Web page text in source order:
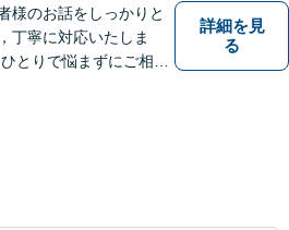
様のお話をしっかりと
丁寧に対応いたしま
とりで悩まずにご相談
詳細を見
る